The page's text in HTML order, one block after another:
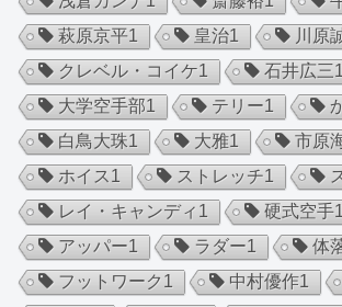
萩原京平1 皇治1 川原
クレベル・コイケ1 石井広三1
大学空手部1 テリー1
白鳥大珠1 大雅1 市原
ホイス1 ストレッチ1
レイ・キャンディ 1 硬式空手1
アッパー1 ラダー1 体
フットワーク1 中村優作1